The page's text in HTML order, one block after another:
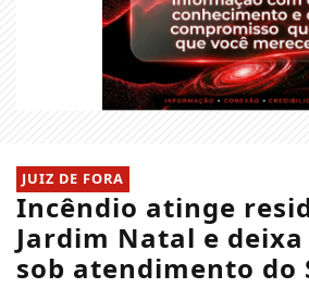
JUIZ DE FORA
Incêndio atinge
Jardim Natal e
sob atendimento do